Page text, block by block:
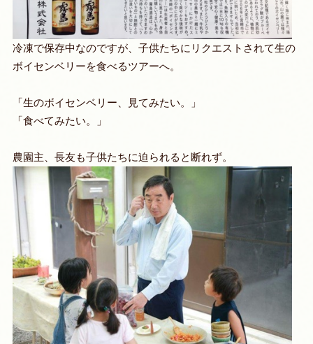
冷凍で保存中なのですが、子供たちにリクエストされて生の
ボイセンベリーを食べるツアーへ。
「生のボイセンベリー、見てみたい。」
「食べてみたい。」
農園主、長友も子供たちに迫られると断れず。